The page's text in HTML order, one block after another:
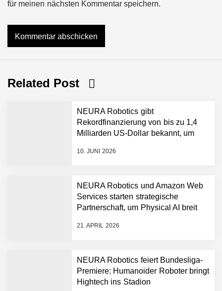
für meinen nächsten Kommentar speichern.
Related Post
NEURA Robotics gibt
Rekordfinanzierung von bis zu 1,4
Milliarden US-Dollar bekannt, um
Physical-AI-Plattform zu
10. JUNI 2026
NEURA Robotics und Amazon Web
Services starten strategische
Partnerschaft, um Physical AI breit
21. APRIL 2026
NEURA Robotics feiert Bundesliga-
Premiere: Humanoider Roboter bringt
Hightech ins Stadion
NEURA Robotics gibt
Rekordfinanzierung von
Dollar bekannt, um den
Plattform zu beschleunigen
Amazon Web Services
starten strategische